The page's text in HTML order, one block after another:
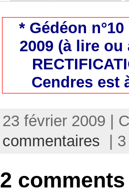
* Gédéon
2009 (à lire
Cendres est
23 février 2009 |
commentaires |
2